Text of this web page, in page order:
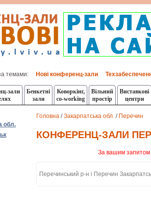
темами: Нові конференц-зали
зали
Бенкетні
зали
Коворкінг,
co-working
Вільний
простір
Виставкові
центри
обл.
Головна /Закарпатська обл. / Перечин
КОНФЕРЕНЦ-ЗАЛИ
За вашим запитом
Перечинський р-н і Перечин